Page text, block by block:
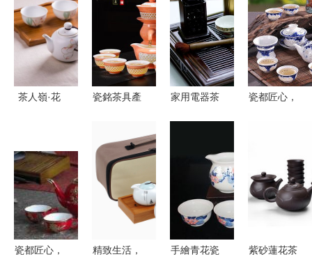
茶人嶺·花
茶具茶盤6
件套鑒賞
瓷銘茶具產
具產品圖片
瓷銘茶具怎
么樣 最新
瓷銘茶具產
品展示
家用電器茶
時代的優選
瓷都匠心，
茶杯與精選
化妝品推薦
瓷都匠心，
精致生活，
手繪青花瓷
紫砂蓮花茶